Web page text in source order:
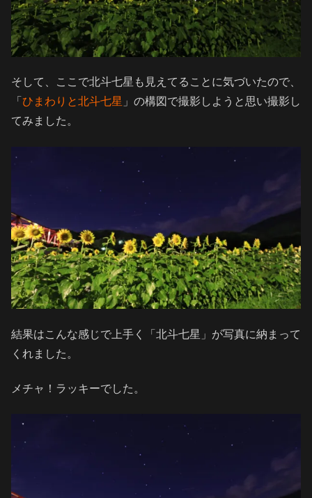
そして、ここで北斗七星も見えてることに気づいたので、
「 ひまわりと北斗七星 」の構図で撮影しようと思い撮影し
てみました。
結果はこんな感じで上手く「北斗七星」が写真に納まって
くれました。
メチャ！ラッキーでした。